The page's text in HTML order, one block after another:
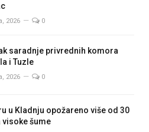
2026 0
saradnje privrednih komora
i Tuzle
2026 0
u Kladnju opožareno više od 30
visoke šume